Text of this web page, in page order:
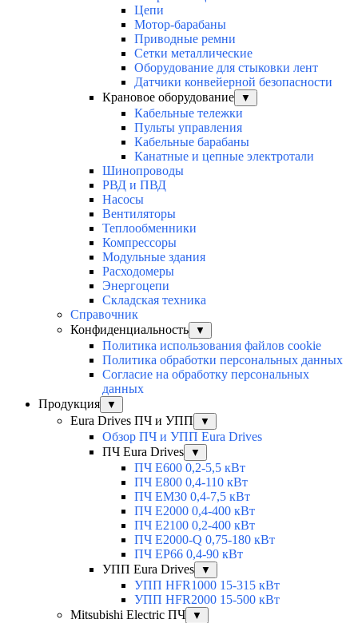
Цепи
Мотор-барабаны
Приводные ремни
Сетки металлические
Оборудование для стыковки лент
Датчики конвейерной безопасности
Крановое оборудование
▼
Кабельные тележки
Пульты управления
Кабельные барабаны
Канатные и цепные электротали
Шинопроводы
РВД и ПВД
Насосы
Вентиляторы
Теплообменники
Компрессоры
Модульные здания
Расходомеры
Энергоцепи
Складская техника
Справочник
Конфиденциальность
▼
Политика использования файлов cookie
Политика обработки персональных данных
Согласие на обработку персональных
данных
Продукция
▼
Eura Drives ПЧ и УПП ▼
Обзор ПЧ и УПП Eura Drives
ПЧ Eura Drives
▼
ПЧ E600 0,2-5,5 кВт
ПЧ E800 0,4-110 кВт
ПЧ EM30 0,4-7,5 кВт
ПЧ E2000 0,4-400 кВт
ПЧ E2100 0,2-400 кВт
ПЧ E2000-Q 0,75-180 кВт
ПЧ EP66 0,4-90 кВт
УПП Eura Drives
▼
УПП HFR1000 15-315 кВт
УПП HFR2000 15-500 кВт
Mitsubishi Electric ПЧ
▼